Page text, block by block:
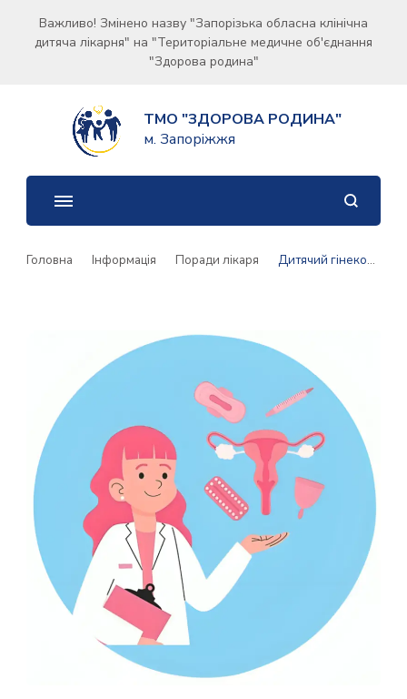
Важливо! Змінено назву "Запорізька обласна клінічна
дитяча лікарня" на "Територіальне медичне об'єднання
"Здорова родина"
ТМО "ЗДОРОВА РОДИНА"
м. Запоріжжя
Головна Інформація Поради лікаря Дитячий гінеколог